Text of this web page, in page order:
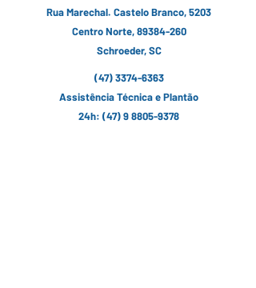
Rua Marechal. Castelo Branco, 5203
Centro Norte, 89384-260
Schroeder, SC
(47) 3374-6363
Assistência Técnica e Plantão
24h: (47) 9 8805-9378